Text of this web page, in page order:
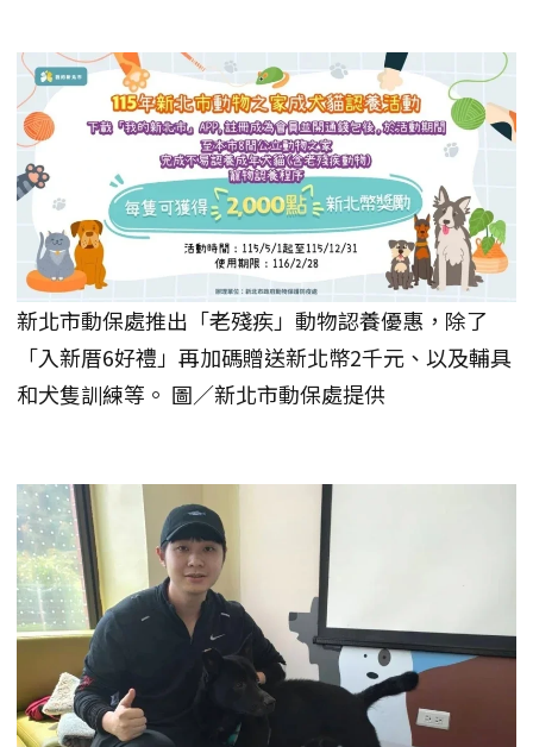
新北市動保處推出「老殘疾」動物認養優惠，除了
「入新厝6好禮」再加碼贈送新北幣2千元、以及輔具
和犬隻訓練等。 圖／新北市動保處提供